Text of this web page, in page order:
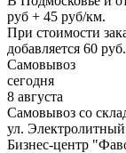
руб + 45 руб/км.
При стоимости
добавляется 60 руб.
Самовывоз
сегодня
8 августа
Самовывоз со
ул. Электролитный
Бизнес-центр